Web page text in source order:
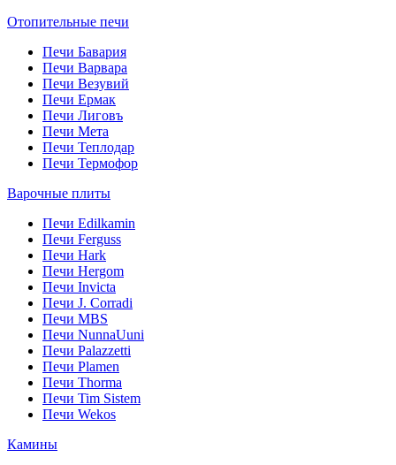
Отопительные печи
Печи Бавария
Печи Варвара
Печи Везувий
Печи Ермак
Печи Лиговъ
Печи Мета
Печи Теплодар
Печи Термофор
Варочные плиты
Печи Edilkamin
Печи Ferguss
Печи Hark
Печи Hergom
Печи Invicta
Печи J. Corradi
Печи MBS
Печи NunnaUuni
Печи Palazzetti
Печи Plamen
Печи Thorma
Печи Tim Sistem
Печи Wekos
Камины